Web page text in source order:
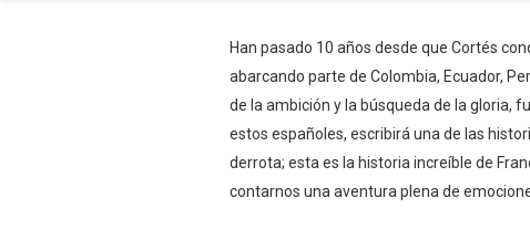
Han pasado 10 años desde que Cortés
abarcando parte de Colombia, Ecuador,
de la ambición y la búsqueda de la gloria,
estos españoles, escribirá una de las
derrota; esta es la historia increíble de
contarnos una aventura plena de